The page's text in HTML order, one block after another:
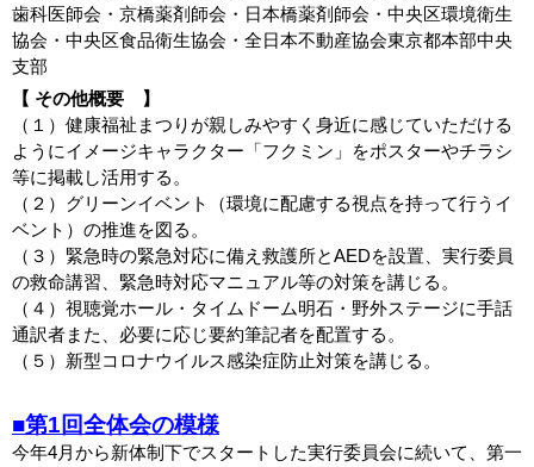
歯科医師会・京橋薬剤師会・日本橋薬剤師会・中央区環境衛生
協会・中央区食品衛生協会・全日本不動産協会東京都本部中央
支部
【 その他概要 】
（１）健康福祉まつりが親しみやすく身近に感じていただける
ようにイメージキャラクター「フクミン」をポスターやチラシ
等に掲載し活用する。
（２）グリーンイベント（環境に配慮する視点を持って行うイ
ベント）の推進を図る。
（３）緊急時の緊急対応に備え救護所とAEDを設置、実行委員
の救命講習、緊急時対応マニュアル等の対策を講じる。
（４）視聴覚ホール・タイムドーム明石・野外ステージに手話
通訳者また、必要に応じ要約筆記者を配置する。
（５）新型コロナウイルス感染症防止対策を講じる。
■第1回全体会の模様
今年4月から新体制下でスタートした実行委員会に続いて、第一